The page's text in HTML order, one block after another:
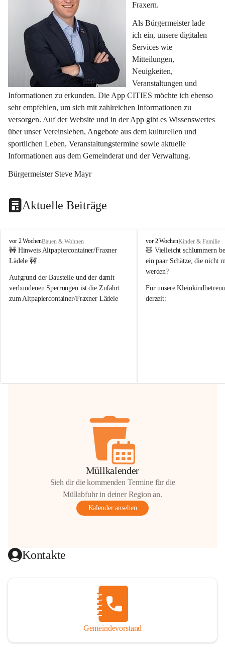
Fraxern.
Als Bürgermeister lade
ich ein, unsere digitalen
Services wie
Mitteilungen,
Neuigkeiten,
Veranstaltungen und
Informationen zu erkunden. Die App CITIES möchte ich ebenso
sehr empfehlen, um sich mit zahlreichen Informationen zu
versorgen. Auf der Website und in der App gibt es Wissenswertes
über unser Vereinsleben, Angebote aus dem kulturellen und
sportlichen Leben, Veranstaltungstermine sowie aktuelle
Informationen aus dem Gemeinderat und der Verwaltung.
Bürgermeister Steve Mayr
Aktuelle Beiträge
F
r
a
e
r
n
vor 2 WochenBauen & Wohnen
🚧 Hinweis Altpapiercontainer/Fraxner
Lädele 🚧
Aufgrund der Baustelle und der damit
verbundenen Sperrungen ist die Zufahrt
zum Altpapiercontainer/Fraxner Lädele
Hilfsbereitschaft!
F
r
a
x
r
n
vor 2 WochenKinder & Familie
🧸 Vielleicht schlummern
ein paar Schätze, die nicht
werden?
Für unsere
derzeit:
Müllkalender
Sieh dir die kommenden Termine für die
Müllabfuhr in deiner Region an.
Kalender ansehen
Kontakte
Gemeindevorstand